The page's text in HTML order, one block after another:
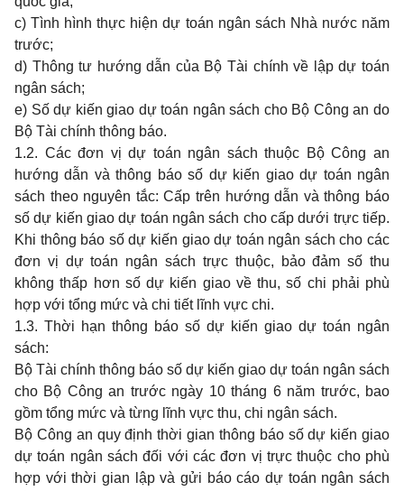
c) Tình hình thực hiện dự toán ngân sách Nhà nước năm
trước;
d) Thông tư hướng dẫn của Bộ Tài chính về lập dự toán
ngân sách;
e) Số dự kiến giao dự toán ngân sách cho Bộ Công an do
Bộ Tài chính thông báo.
1.2. Các đơn vị dự toán ngân sách thuộc Bộ Công an
hướng dẫn và thông báo số dự kiến giao dự toán ngân
sách theo nguyên tắc: Cấp trên hướng dẫn và thông báo
số dự kiến giao dự toán ngân sách cho cấp dưới trực tiếp.
Khi thông báo số dự kiến giao dự toán ngân sách cho các
đơn vị dự toán ngân sách trực thuộc, bảo đảm số thu
không thấp hơn số dự kiến giao về thu, số chi phải phù
hợp với tổng mức và chi tiết lĩnh vực chi.
1.3. Thời hạn thông báo số dự kiến giao dự toán ngân
sách:
Bộ Tài chính thông báo số dự kiến giao dự toán ngân sách
cho Bộ Công an trước ngày 10 tháng 6 năm trước, bao
gồm tổng mức và từng lĩnh vực thu, chi ngân sách.
Bộ Công an quy định thời gian thông báo số dự kiến giao
dự toán ngân sách đối với các đơn vị trực thuộc cho phù
hợp với thời gian lập và gửi báo cáo dự toán ngân sách